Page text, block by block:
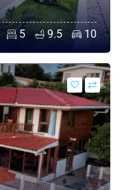
5 9.5 10